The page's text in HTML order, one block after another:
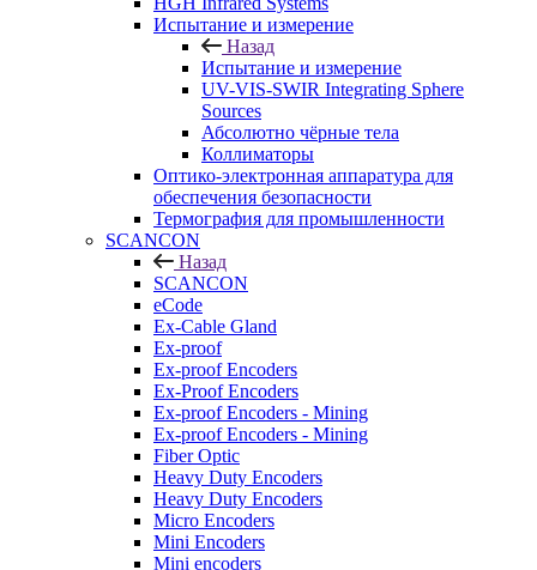
Испытание и измерение
Назад
Испытание и измерение
UV-VIS-SWIR Integrating Sphere
Sources
Абсолютно чёрные тела
Коллиматоры
Оптико-электронная аппаратура для
обеспечения безопасности
Термография для промышленности
SCANCON
Назад
SCANCON
eCode
Ex-Cable Gland
Ex-proof
Ex-proof Encoders
Ex-Proof Encoders
Ex-proof Encoders - Mining
Ex-proof Encoders - Mining
Fiber Optic
Heavy Duty Encoders
Heavy Duty Encoders
Micro Encoders
Mini Encoders
Mini encoders